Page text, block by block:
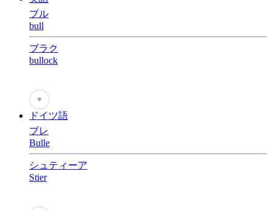
ブル
bull
ブラク
bullock
♥
ドイツ語
ブレ
Bulle
シュティーア
Stier